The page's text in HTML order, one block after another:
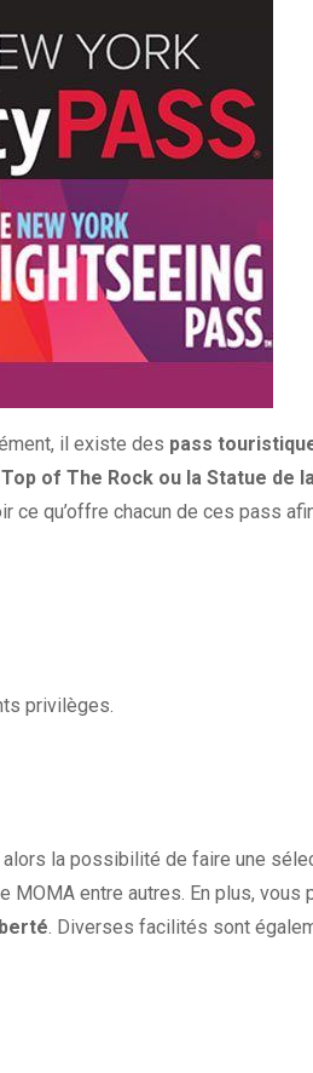
il existe des pass
of The Rock ou la Statue de
qu’offre chacun de ces pass
privilèges.
alors la possibilité de faire une
MOMA entre autres. En plus, vous
. Diverses facilités sont